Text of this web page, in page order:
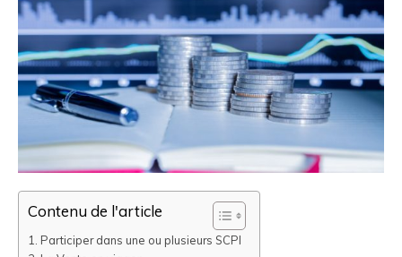
Contenu de l'article
Participer dans une ou plusieurs SCPI